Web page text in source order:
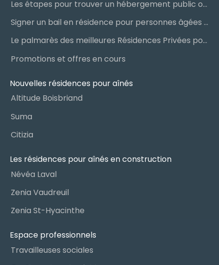
Les étapes pour trouver un hébergement public ou privé
Signer un bail en résidence pour personnes âgées (RPA) : ce qu’il faut savoir
Le palmarès des meilleures Résidences Privées pour Aînés (RPA)
Promotions et offres en cours
Nouvelles résidences pour aînés
Altitude Boisbriand
Suma
Citizia
Les résidences pour aînés en construction
Névéa Laval
Zenia Vaudreuil
Zenia St-Hyacinthe
Espace professionnels
Travailleuses sociales